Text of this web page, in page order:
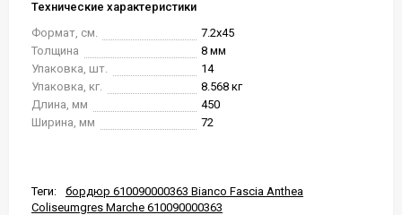
Технические характеристики
Формат, см.
7.2x45
Толщина
8 мм
Упаковка, шт.
14
Упаковка, кг.
8.568 кг
Длина, мм
450
Ширина, мм
72
Теги:
бордюр 610090000363 Bianco Fascia Anthea
Coliseumgres Marche 610090000363